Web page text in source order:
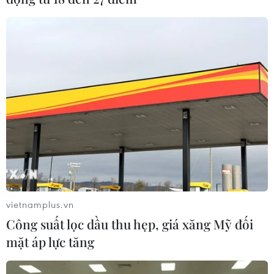
có 559 công trình với 13,6 triệu m2
(TTXVN/Vietnam+)
vietnamplus.vn
Công suất lọc dầu thu hẹp, giá xăng Mỹ đối
mặt áp lực tăng